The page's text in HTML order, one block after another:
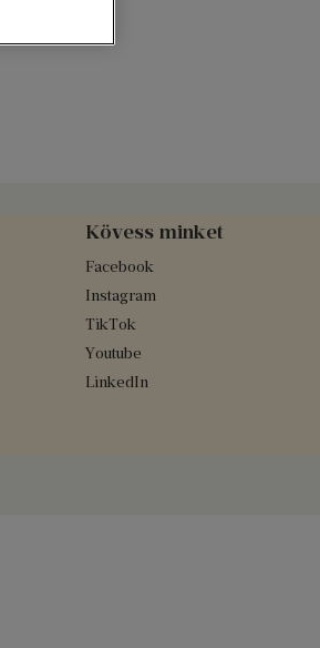
Kövess minket
Facebook
Instagram
TikTok
Youtube
LinkedIn